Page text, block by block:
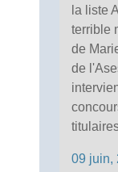
la liste
terrible
de
de
09 juin,